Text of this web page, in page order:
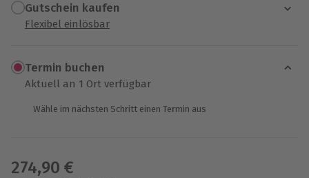
Gutschein kaufen
Flexibel einlösbar
1x (2 Personen)
Termin buchen
Aktuell an 1 Ort verfügbar
Wähle im nächsten Schritt einen Termin aus
274,90 €